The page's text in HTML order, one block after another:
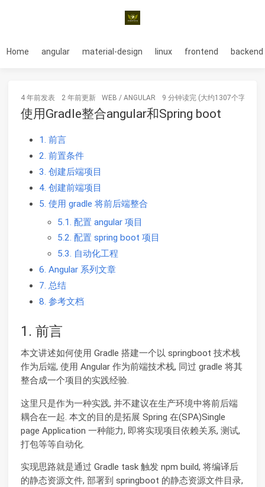
Home angular material-design linux frontend backend
4 年前发表 2 年前更新 WEB / ANGULAR 9 分钟读完 (大约1307个字)
使用Gradle整合angular和Spring boot
1. 前言
2. 前置条件
3. 创建后端项目
4. 创建前端项目
5. 使用 gradle 将前后端整合
5.1. 配置 angular 项目
5.2. 配置 spring boot 项目
5.3. 自动化工程
6. Angular 系列文章
7. 总结
8. 参考文档
1. 前言
本文讲述如何使用 Gradle 搭建一个以 springboot 技术栈
作为后端, 使用 Angular 作为前端技术栈, 同过 gradle 将其
整合成一个项目的实践经验.
这里只是作为一种实践, 并不建议在生产环境中将前后端
耦合在一起. 本文的目的是拓展 Spring 在(SPA)Single
page Application 一种能力, 即将实现项目依赖关系, 测试,
打包等等自动化.
实现思路就是通过 Gradle task 触发 npm build, 将编译后
的静态资源文件, 部署到 springboot 的静态资源文件目录,